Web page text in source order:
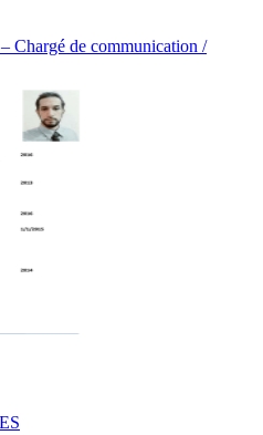
de communication /